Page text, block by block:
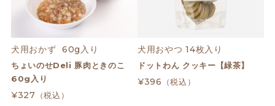
犬用おかず  60g入り
ちょいのせDeli 豚肉ときのこ
60g入り
¥327 （税込）
犬用おやつ 14枚入り
ドットわん クッキー【緑茶】
¥396 （税込）